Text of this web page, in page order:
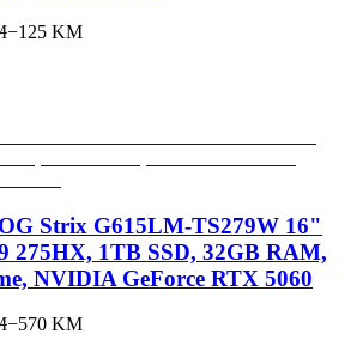
−125KM
Strix G615LM-TS279W 16"
275HX, 1TB SSD, 32GB RAM,
NVIDIA GeForce RTX 5060
−570KM